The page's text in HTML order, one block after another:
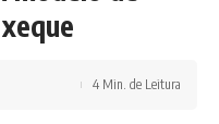
4 Min. de Leitura